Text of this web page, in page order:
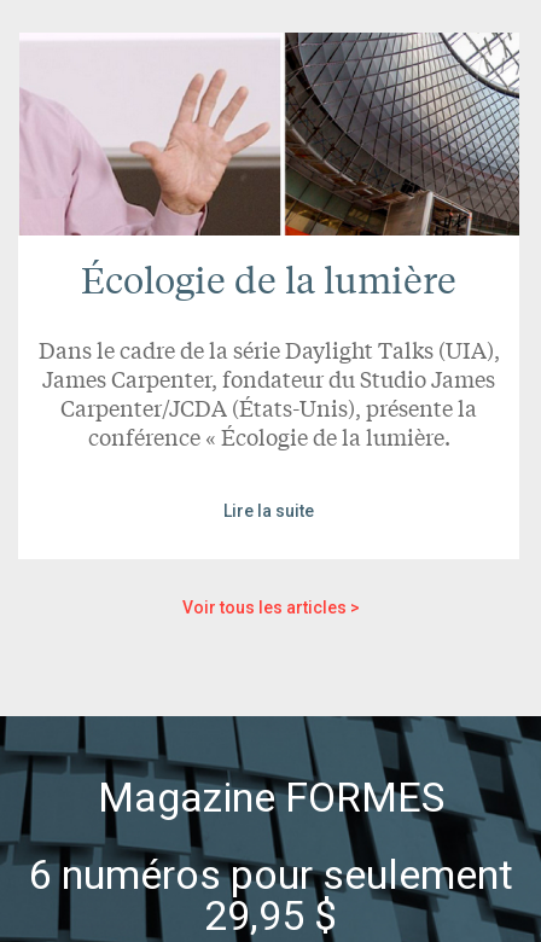
Écologie de la lumière
Dans le cadre de la série Daylight Talks (UIA),
James Carpenter, fondateur du Studio James
Carpenter/JCDA (États-Unis), présente la
conférence « Écologie de la lumière.
Lire la suite
Voir tous les articles >
Magazine FORMES
6 numéros pour seulement
29,95 $